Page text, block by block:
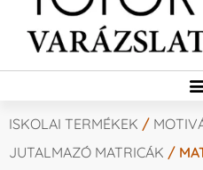
ISKOLAI TERMÉKEK /
JUTALMAZÓ MATRICÁK /